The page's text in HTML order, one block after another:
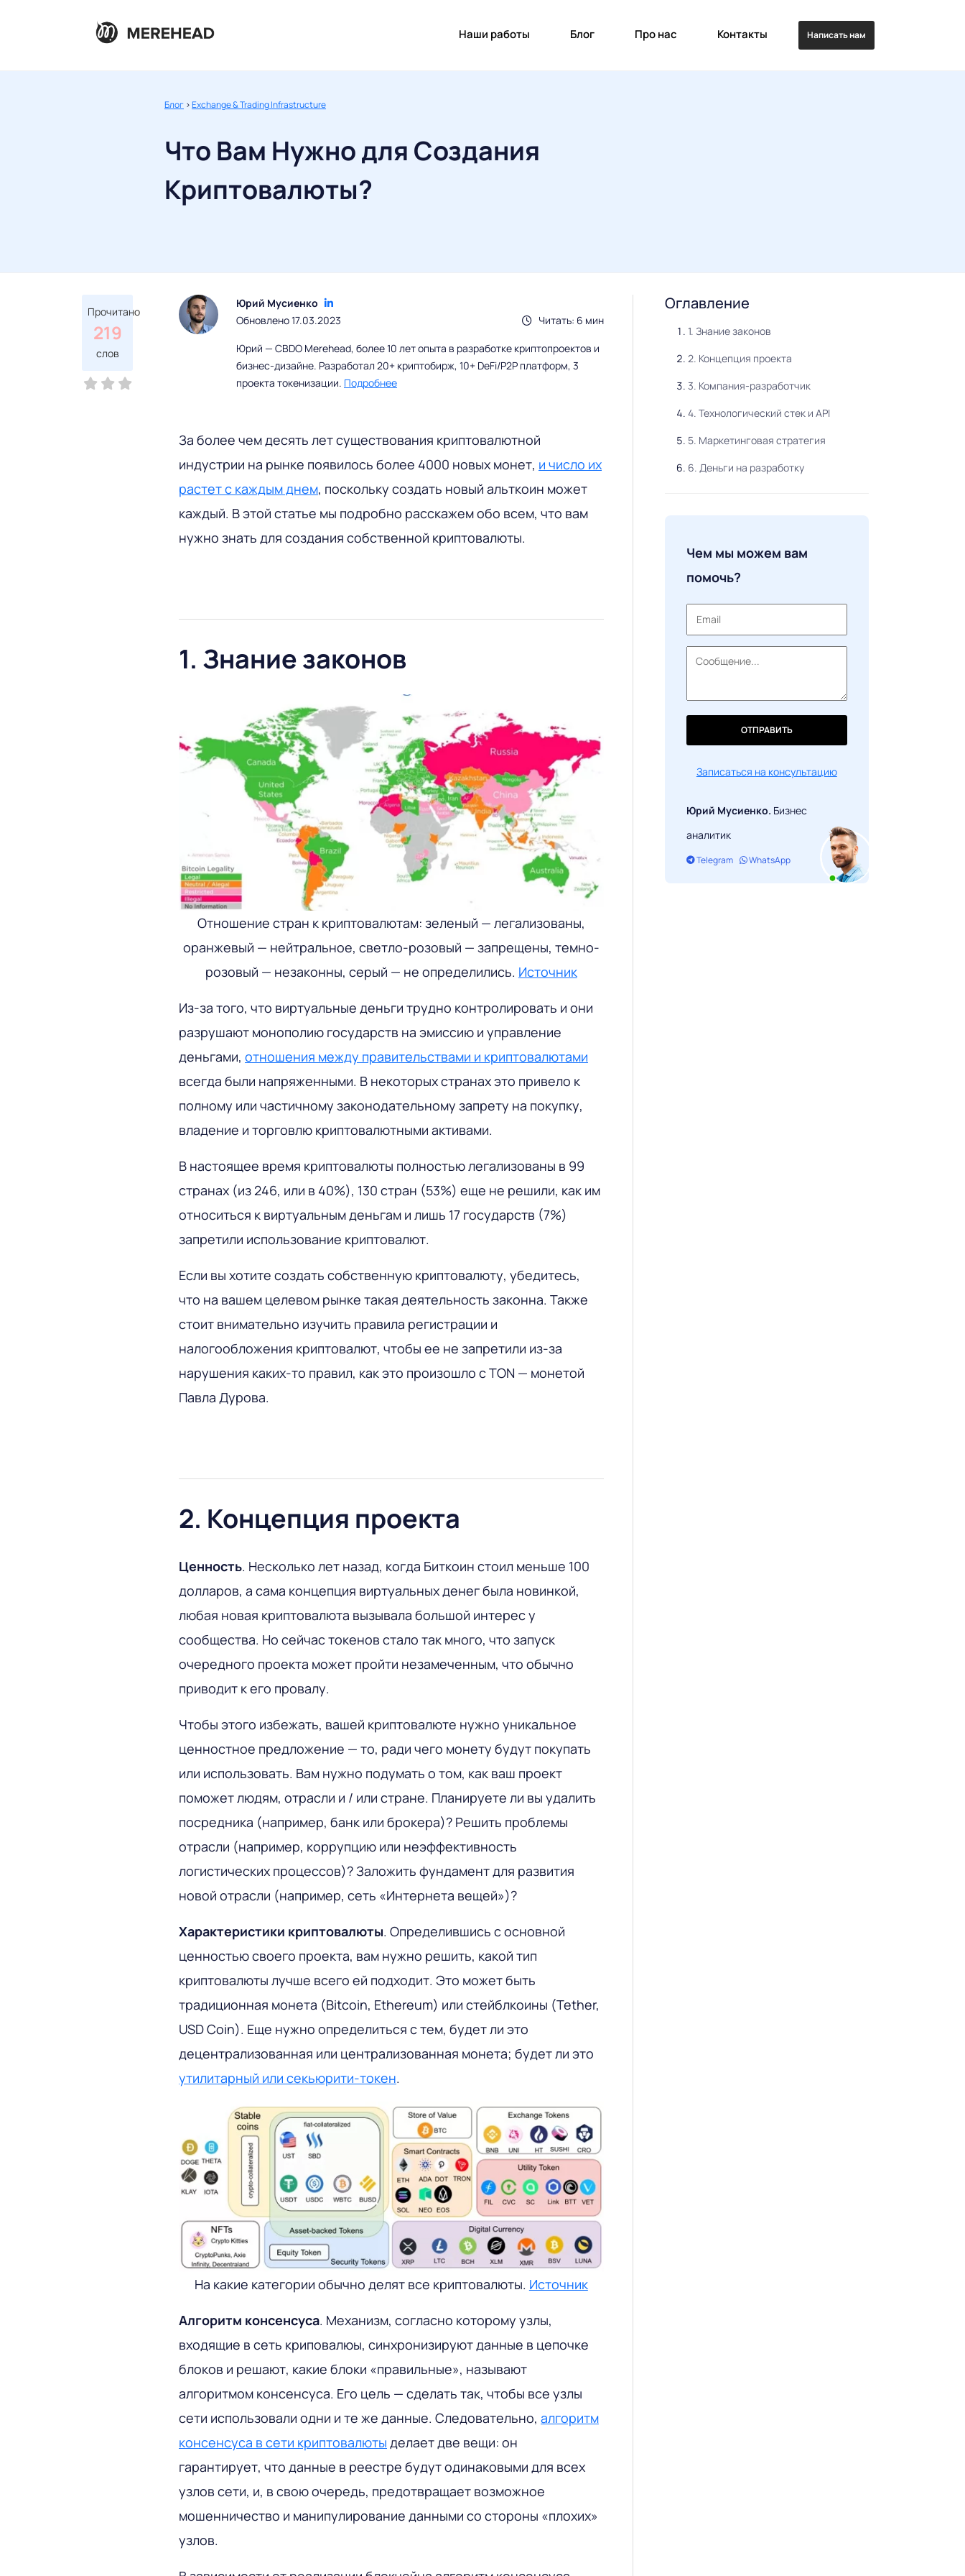
Наши работы Блог Про нас Контакты Написать нам
Блог >Exchange & Trading Infrastructure
Что Вам Нужно для Создания
Криптовалюты?
Прочитано
219
слов
Юрий Мусиенко
Читать: 6 мин
Обновлено 17.03.2023
Юрий — CBDO Merehead, более 10 лет опыта в разработке криптопроектов и
бизнес-дизайне. Разработал 20+ криптобирж, 10+ DeFi/P2P платформ, 3
проекта токенизации. Подробнее
За более чем десять лет существования криптовалютной
индустрии на рынке появилось более 4000 новых монет, и число их
растет с каждым днем, поскольку создать новый альткоин может
каждый. В этой статье мы подробно расскажем обо всем, что вам
нужно знать для создания собственной криптовалюты.
1. Знание законов
Отношение стран к криптовалютам: зеленый — легализованы,
оранжевый — нейтральное, светло-розовый — запрещены, темно-
розовый — незаконны, серый — не определились. Источник
Из-за того, что виртуальные деньги трудно контролировать и они
разрушают монополию государств на эмиссию и управление
деньгами, отношения между правительствами и криптовалютами
всегда были напряженными. В некоторых странах это привело к
полному или частичному законодательному запрету на покупку,
владение и торговлю криптовалютными активами.
В настоящее время криптовалюты полностью легализованы в 99
странах (из 246, или в 40%), 130 стран (53%) еще не решили, как им
относиться к виртуальным деньгам и лишь 17 государств (7%)
запретили использование криптовалют.
Если вы хотите создать собственную криптовалюту, убедитесь,
что на вашем целевом рынке такая деятельность законна. Также
стоит внимательно изучить правила регистрации и
налогообложения криптовалют, чтобы ее не запретили из-за
нарушения каких-то правил, как это произошло с TON — монетой
Павла Дурова.
2. Концепция проекта
Ценность. Несколько лет назад, когда Биткоин стоил меньше 100
долларов, а сама концепция виртуальных денег была новинкой,
любая новая криптовалюта вызывала большой интерес у
сообщества. Но сейчас токенов стало так много, что запуск
очередного проекта может пройти незамеченным, что обычно
приводит к его провалу.
Чтобы этого избежать, вашей криптовалюте нужно уникальное
ценностное предложение — то, ради чего монету будут покупать
или использовать. Вам нужно подумать о том, как ваш проект
поможет людям, отрасли и / или стране. Планируете ли вы удалить
посредника (например, банк или брокера)? Решить проблемы
отрасли (например, коррупцию или неэффективность
логистических процессов)? Заложить фундамент для развития
новой отрасли (например, сеть «Интернета вещей»)?
Характеристики криптовалюты. Определившись с основной
ценностью своего проекта, вам нужно решить, какой тип
криптовалюты лучше всего ей подходит. Это может быть
традиционная монета (Bitcoin, Ethereum) или стейблкоины (Tether,
USD Coin). Еще нужно определиться с тем, будет ли это
децентрализованная или централизованная монета; будет ли это
утилитарный или секьюрити-токен.
На какие категории обычно делят все криптовалюты. Источник
Алгоритм консенсуса. Механизм, согласно которому узлы,
входящие в сеть криповалюы, синхронизируют данные в цепочке
блоков и решают, какие блоки «правильные», называют
алгоритмом консенсуса. Его цель — сделать так, чтобы все узлы
сети использовали одни и те же данные. Следовательно, алгоритм
консенсуса в сети криптовалюты делает две вещи: он
гарантирует, что данные в реестре будут одинаковыми для всех
узлов сети, и, в свою очередь, предотвращает возможное
мошенничество и манипулирование данными со стороны «плохих»
узлов.
Оглавление
1. Знание законов
2. Концепция проекта
3. Компания-разработчик
4. Технологический стек и API
5. Маркетинговая стратегия
6. Деньги на разработку
Чем мы можем вам
помочь?
ОТПРАВИТЬ
Записаться на консультацию
Юрий Мусиенко. Бизнес
аналитик
Telegram WhatsApp